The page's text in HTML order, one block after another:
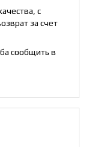
с
за счет
сообщить в